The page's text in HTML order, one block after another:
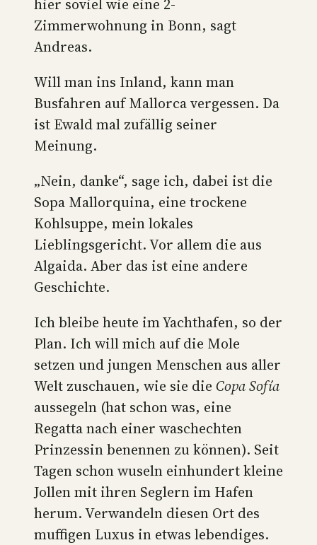
hier soviel wie eine 2-
Zimmerwohnung in Bonn, sagt
Andreas.
Will man ins Inland, kann man
Busfahren auf Mallorca vergessen. Da
ist Ewald mal zufällig seiner
Meinung.
„Nein, danke“, sage ich, dabei ist die
Sopa Mallorquina, eine trockene
Kohlsuppe, mein lokales
Lieblingsgericht. Vor allem die aus
Algaida. Aber das ist eine andere
Geschichte.
Ich bleibe heute im Yachthafen, so der
Plan. Ich will mich auf die Mole
setzen und jungen Menschen aus aller
Welt zuschauen, wie sie die Copa Sofía
aussegeln (hat schon was, eine
Regatta nach einer waschechten
Prinzessin benennen zu können). Seit
Tagen schon wuseln einhundert kleine
Jollen mit ihren Seglern im Hafen
herum. Verwandeln diesen Ort des
muffigen Luxus in etwas lebendiges.